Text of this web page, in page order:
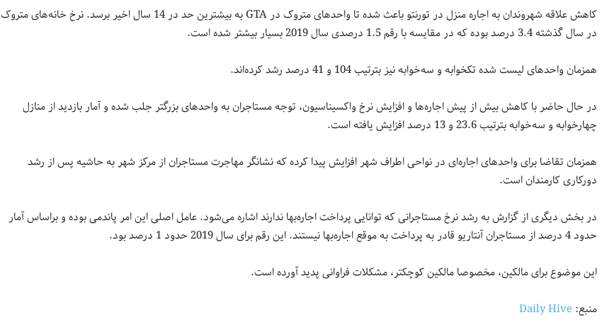
کاهش علاقه شهروندان به اجاره منزل در تورنتو باعث شده تا واحدهای متروک در GTA به بیشترین حد در 14 سال اخیر برسد. نرخ خانه‌های متروک
در سال گذشته 3.4 درصد بوده که در مقایسه با رقم 1.5 درصدی سال 2019 بسیار بیشتر شده است.
همزمان واحدهای لیست شده تکخوابه و سه‌خوابه نیز بترتیب 104 و 41 درصد رشد کرده‌اند.
در حال حاضر با کاهش بیش از پیش اجاره‌ها و افزایش نرخ واکسیناسیون، توجه مستاجران به واحدهای بزرگتر جلب شده و آمار بازدید از منازل
چهارخوابه و سه‌خوابه بترتیب 23.6 و 13 درصد افزایش یافته است.
همزمان تقاضا برای واحدهای اجاره‌ای در نواحی اطراف شهر افزایش پیدا کرده که نشانگر مهاجرت مستاجران از مرکز شهر به حاشیه پس از رشد
دورکاری کارمندان است.
در بخش دیگری از گزارش به رشد نرخ مستاجرانی که توانایی پرداخت اجاره‌بها ندارند اشاره می‌شود. عامل اصلی این امر پاندمی بوده و براساس آمار
حدود 4 درصد از مستاجران آنتاریو قادر به پرداخت به موقع اجاره‌بها نیستند. این رقم برای سال 2019 حدود 1 درصد بود.
این موضوع برای مالکین، مخصوصا مالکین کوچکتر، مشکلات فراوانی پدید آورده است.
منبع:Daily Hive